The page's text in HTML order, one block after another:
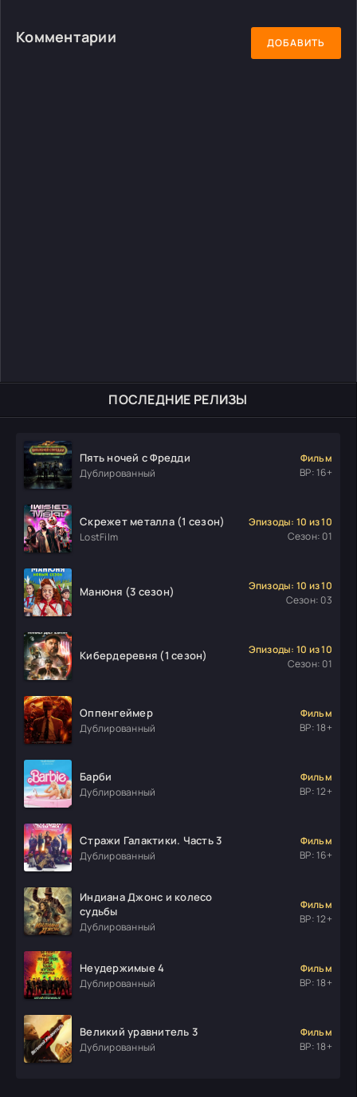
ПОСЛЕДНИЕ РЕЛИЗЫ
Пять ночей с Фредди
Дублированный
Фильм
ВР: 16+
Скрежет металла (1 сезон)
LostFilm
Эпизоды: 10 из 10
Сезон: 01
Манюня (3 сезон)
Эпизоды: 10 из 10
Сезон: 03
Кибердеревня (1 сезон)
Эпизоды: 10 из 10
Сезон: 01
Оппенгеймер
Дублированный
Фильм
ВР: 18+
Барби
Дублированный
Фильм
ВР: 12+
Стражи Галактики. Часть 3
Дублированный
Фильм
ВР: 16+
Индиана Джонс и колесо
судьбы
Дублированный
Фильм
ВР: 12+
Неудержимые 4
Дублированный
Фильм
ВР: 18+
Великий уравнитель 3
Дублированный
Фильм
ВР: 18+
Комментарии ДОБАВИТЬ